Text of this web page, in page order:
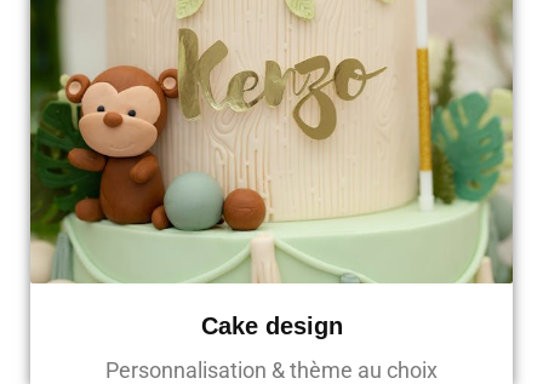
Cake design
Personnalisation & thème au choix